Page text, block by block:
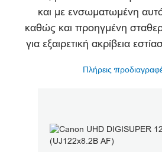
και με ενσωματωμένη
καθώς και προηγμένη
για εξαιρετική ακρίβεια
Πλήρεις